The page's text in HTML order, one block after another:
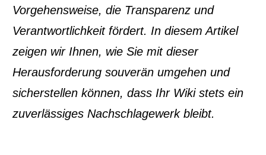
Vorgehensweise, die Transparenz und
Verantwortlichkeit fördert. In diesem Artikel
zeigen wir Ihnen, wie Sie mit dieser
Herausforderung souverän umgehen und
sicherstellen können, dass Ihr Wiki stets ein
zuverlässiges Nachschlagewerk bleibt.